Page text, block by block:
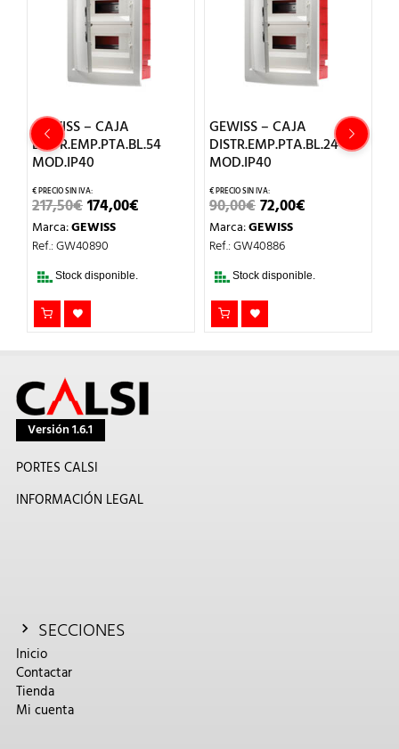
GEWISS – CAJA
DISTR.EMP.PTA.BL.54
MOD.IP40
217,50€EL
PRECIO
ORIGINAL
ERA:
174,00€
Marca:GEWISS
Ref.: GW40890
Stock disponible.
GEWISS – CAJA
DISTR.EMP.PTA.BL.24
MOD.IP40
90,00€EL
PRECIO
ORIGINAL
ERA:
72,00€
Marca:GEWISS
Ref.: GW40886
Stock disponible.
Versión 1.6.1
PORTES CALSI
INFORMACIÓN LEGAL
SECCIONES
Inicio
Contactar
Tienda
Mi cuenta